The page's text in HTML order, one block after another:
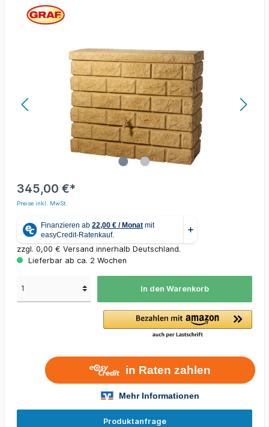
345,00 €*
Preise inkl. MwSt.
zzgl. 0,00 € Versand innerhalb Deutschland.
Lieferbar ab ca. 2 Wochen
In den Warenkorb
Produktanfrage